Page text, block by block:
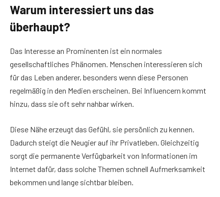
Warum interessiert uns das
überhaupt?
Das Interesse an Prominenten ist ein normales
gesellschaftliches Phänomen. Menschen interessieren sich
für das Leben anderer, besonders wenn diese Personen
regelmäßig in den Medien erscheinen. Bei Influencern kommt
hinzu, dass sie oft sehr nahbar wirken.
Diese Nähe erzeugt das Gefühl, sie persönlich zu kennen.
Dadurch steigt die Neugier auf ihr Privatleben. Gleichzeitig
sorgt die permanente Verfügbarkeit von Informationen im
Internet dafür, dass solche Themen schnell Aufmerksamkeit
bekommen und lange sichtbar bleiben.